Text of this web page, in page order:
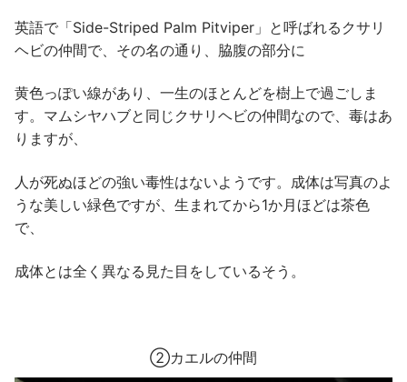
英語で「Side-Striped Palm Pitviper」と呼ばれるクサリ
ヘビの仲間で、その名の通り、脇腹の部分に
黄色っぽい線があり、一生のほとんどを樹上で過ごしま
す。マムシヤハブと同じクサリヘビの仲間なので、毒はあ
りますが、
人が死ぬほどの強い毒性はないようです。成体は写真のよ
うな美しい緑色ですが、生まれてから1か月ほどは茶色
で、
成体とは全く異なる見た目をしているそう。
➁カエルの仲間